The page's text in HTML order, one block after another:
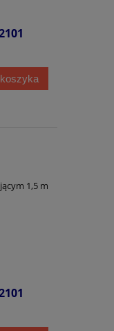
1,5 m